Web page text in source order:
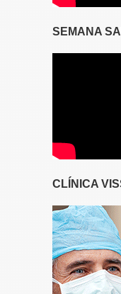
SEMANA
CLÍNICA